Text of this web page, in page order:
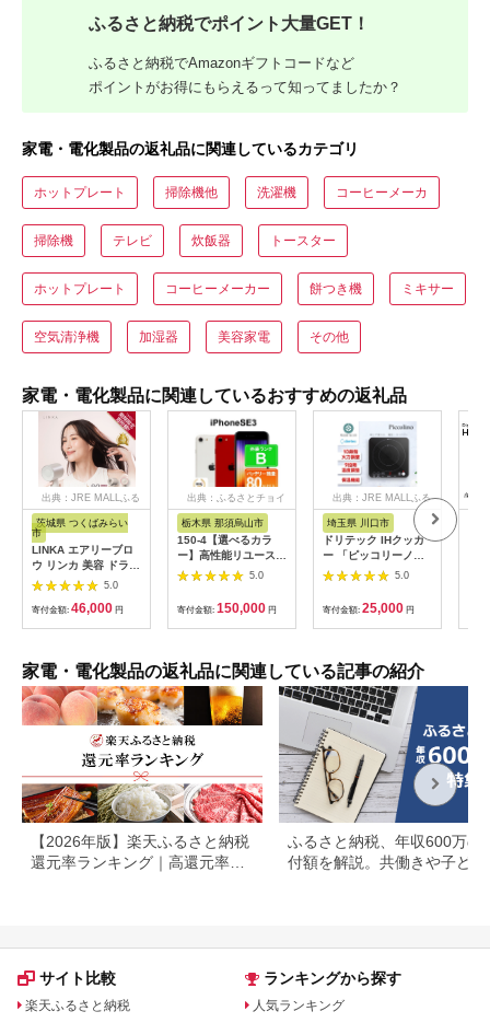
ふるさと納税でポイント大量GET！
ふるさと納税でAmazonギフトコードなど
ポイントがお得にもらえるって知ってましたか？
家電・電化製品の返礼品に関連しているカテゴリ
ホットプレート 掃除機他 洗濯機 コーヒーメーカ
掃除機 テレビ 炊飯器 トースター
ホットプレート コーヒーメーカー 餅つき機 ミキサー
空気清浄機 加湿器 美容家電 その他
家電・電化製品に関連しているおすすめの返礼品
出典：JRE MALLふる
さと納税
茨城県 つくばみらい
市
LINKA エアリーブロ
ウ リンカ 美容 ドライ
ヤー ヘアケア 髪 エス
テ ギフト ラッピング
贈呈品 プレゼント 母
の日 母の日準備 母の
5.0
寄付金額: 46,000 円
出典：ふるさとチョイ
栃木県 那須烏山市
150-4【選べるカラ
ー】高性能リユース
スマホ Apple
iPhoneSE 3 128GB
SIMロック解除済 本
体のみ ｜ 中古 再生品
本体 端末
5.0
寄付金額: 150,000 円
出典：JRE MALLふる
さと納税
埼玉県 川口市
ドリテック IHクッカ
ー 「ピッコリーノ」
ブラック DI-
217BK【1642626】
5.0
寄付金額: 25,000 円
家電・電化製品の返礼品に関連している記事の紹介
【2026年版】楽天ふるさと納税
還元率ランキング｜高還元率返
ふるさと納税、年収600万の
付額を解説。共働きや子ども
サイト比較
楽天ふるさと納税
ランキングから探す
人気ランキング